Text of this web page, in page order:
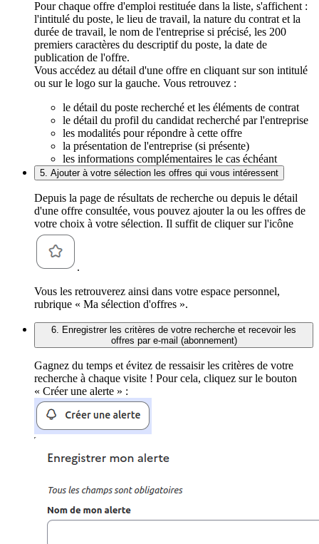
Pour chaque offre d'emploi restituée dans la liste, s'affichent :
l'intitulé du poste, le lieu de travail, la nature du contrat et la
durée de travail, le nom de l'entreprise si précisé, les 200
premiers caractères du descriptif du poste, la date de
publication de l'offre.
Vous accédez au détail d'une offre en cliquant sur son intitulé
ou sur le logo sur la gauche. Vous retrouvez :
le détail du poste recherché et les éléments de contrat
le détail du profil du candidat recherché par l'entreprise
les modalités pour répondre à cette offre
la présentation de l'entreprise (si présente)
les informations complémentaires le cas échéant
5. Ajouter à votre sélection les offres qui vous intéressent
Depuis la page de résultats de recherche ou depuis le détail
d'une offre consultée, vous pouvez ajouter la ou les offres de
votre choix à votre sélection. Il suffit de cliquer sur l'icône
.
Vous les retrouverez ainsi dans votre espace personnel,
rubrique « Ma sélection d'offres ».
6. Enregistrer les critères de votre recherche et recevoir les
offres par e-mail (abonnement)
Gagnez du temps et évitez de ressaisir les critères de votre
recherche à chaque visite ! Pour cela, cliquez sur le bouton
« Créer une alerte » :